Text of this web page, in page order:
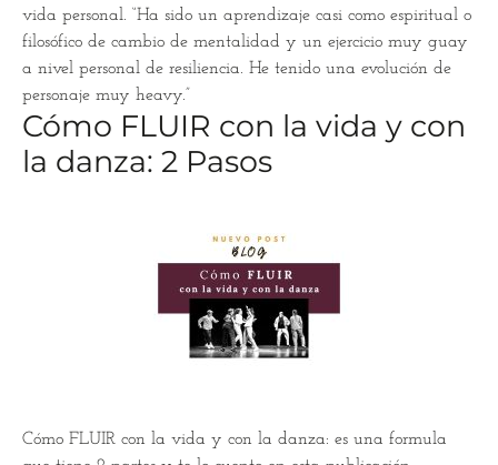
vida personal. “Ha sido un aprendizaje casi como espiritual o
filosófico de cambio de mentalidad y un ejercicio muy guay
a nivel personal de resiliencia. He tenido una evolución de
personaje muy heavy.”
Cómo FLUIR con la vida y con
la danza: 2 Pasos
Cómo FLUIR con la vida y con la danza: es una formula